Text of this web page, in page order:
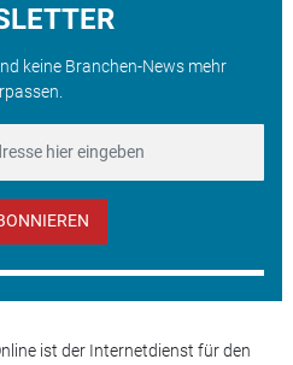
keine Branchen-News mehr
ist der Internetdienst für den